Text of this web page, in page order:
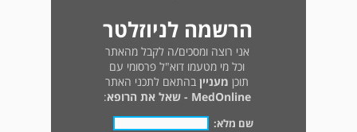
הרשמה לניוזלטר
אני רוצה ומסכים/ה לקבל מהאתר
וכל מי מטעמו דוא"ל פרסומי עם
תוכן מעניין בהתאם לתכני האתר
MedOnline - שאל את הרופא
:
שם מלא: